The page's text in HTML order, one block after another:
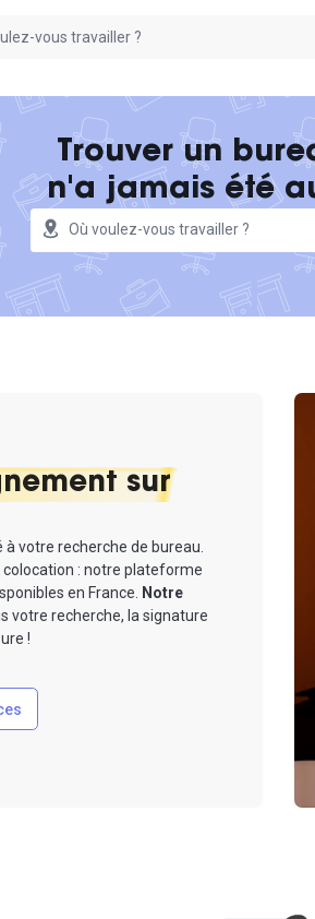
Trouver un
n'a jamais été
Aucun
résultat
sur
votre recherche de bureau.
: notre plateforme
en France.
Notre
votre recherche, la signature
!